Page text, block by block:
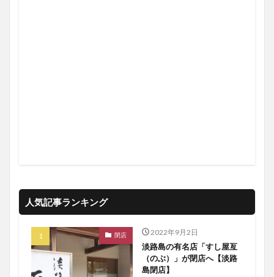
人気記事ランキング
閉店 2022年9月2日
淡路島の有名店「すし屋亙
（のぶ）」が閉店へ【淡路
島閉店】